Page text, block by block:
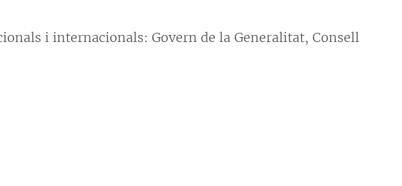
i internacionals: Govern de la Generalitat, Consell